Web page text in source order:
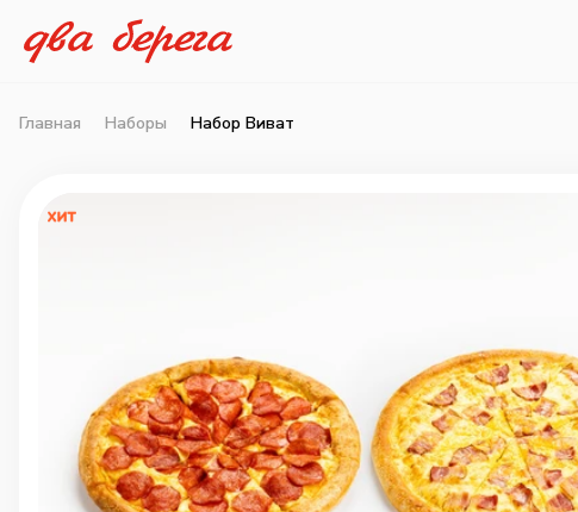
Главная Наборы Набор Виват